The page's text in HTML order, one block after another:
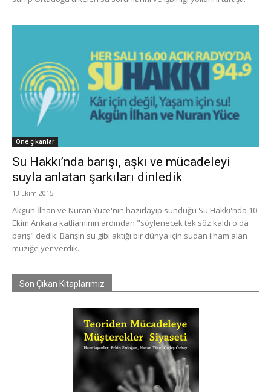
Öne çıkanlar
Su Hakkı’nda barışı, aşkı ve mücadeleyi
suyla anlatan şarkıları dinledik
13 Ekim 2015
Akgün İlhan ve Nuran Yüce'nin hazırlayıp sunduğu Su Hakkı'nda 10
Ekim Ankara katliamının ardından "söylenecek tek söz kaldı o da
barış" dedik. Barışın su gibi aktığı bir dünya için sudan ilham alan
müziğe yer verdik.
Son Çıkan Kitaplarımız